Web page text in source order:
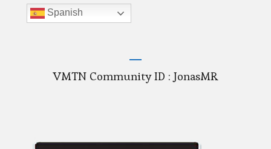
Spanish
VMTN Community ID : JonasMR